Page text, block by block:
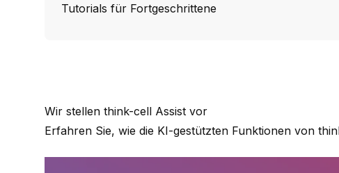
Tutorials für Fortgeschrittene
Wir stellen think-cell Assist vor
Erfahren Sie, wie die KI-gestützten Funktionen von